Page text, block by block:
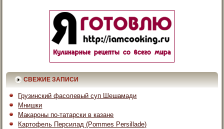
СВЕЖИЕ ЗАПИСИ
Грузинский фасолевый суп Шешамади
Мнишки
Макароны по-татарски в казане
Картофель Персилад (Pommes Persillade)